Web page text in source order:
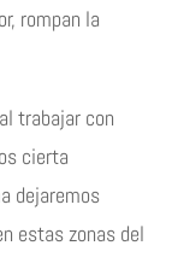
rompan la
trabajar con
cierta
dejaremos
estas zonas del